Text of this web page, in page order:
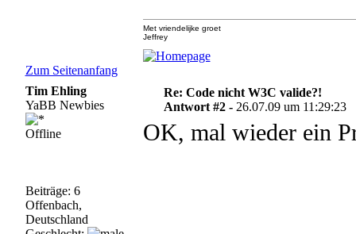
Zum Seitenanfang
Met vriendelijke groet
Jeffrey
Tim Ehling
YaBB Newbies
Offline
Beiträge: 6
Offenbach,
Deutschland
Re: Code nicht W3C valide?!
Antwort #2 - 26.07.09 um 11:29:23
OK, mal wieder ein